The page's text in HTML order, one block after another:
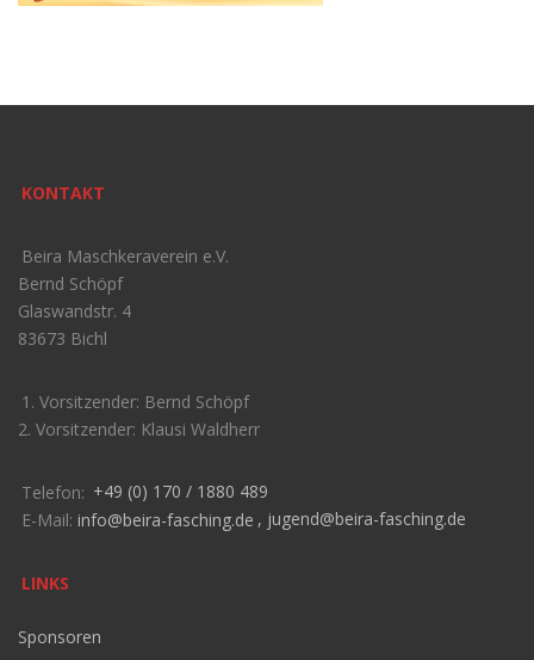
KONTAKT
Beira Maschkeraverein e.V.
Bernd Schöpf
Glaswandstr. 4
83673 Bichl
1. Vorsitzender: Bernd Schöpf
2. Vorsitzender: Klausi Waldherr
Telefon: +49 (0) 170 / 1880 489
E-Mail: info@beira-fasching.de , jugend@beira-fasching.de
LINKS
Sponsoren